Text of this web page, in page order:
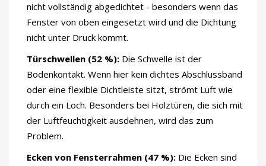
nicht vollständig abgedichtet - besonders wenn das
Fenster von oben eingesetzt wird und die Dichtung
nicht unter Druck kommt.
Türschwellen (52 %): Die Schwelle ist der
Bodenkontakt. Wenn hier kein dichtes Abschlussband
oder eine flexible Dichtleiste sitzt, strömt Luft wie
durch ein Loch. Besonders bei Holztüren, die sich mit
der Luftfeuchtigkeit ausdehnen, wird das zum
Problem.
Ecken von Fensterrahmen (47 %): Die Ecken sind